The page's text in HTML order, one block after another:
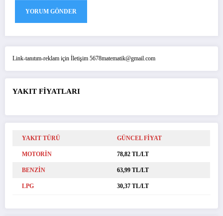
Link-tanıtım-reklam için İletişim 5678matematik@gmail.com
YAKIT FİYATLARI
YAKIT TÜRÜ GÜNCEL FİYAT
MOTORİN 78,82 TL/LT
BENZİN 63,99 TL/LT
LPG 30,37 TL/LT